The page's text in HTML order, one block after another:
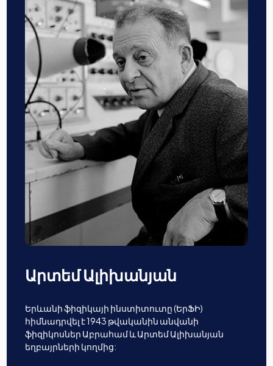
Արտեմ Ալիխանյան
Երևանի ֆիզիկայի ինստիտուտը (ԵրՖԻ)
հիմնադրվել է 1943 թվականին անվանի
ֆիզիկոսներ Աբրահամ և Արտեմ Ալիխանյան
եղբայրների կողմից: